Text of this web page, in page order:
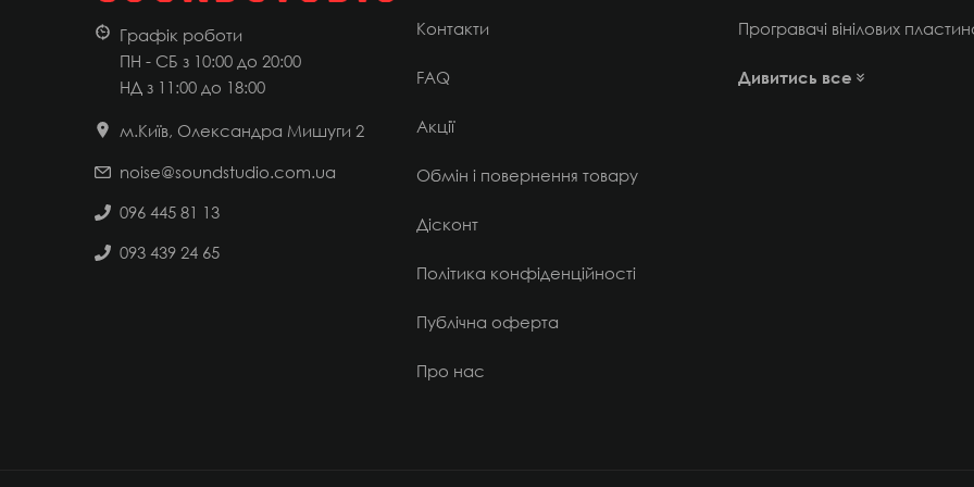
Графік роботи
ПН - СБ з 10:00 до 20:00
НД з 11:00 до 18:00
м.Київ, Олександра Мишуги 2
noise@soundstudio.com.ua
096 445 81 13
093 439 24 65
Контакти
FAQ
Акції
Обмін і повернення товару
Дісконт
Політика конфіденційності
Публічна оферта
Про нас
Програвачі вінілових
Дивитись все